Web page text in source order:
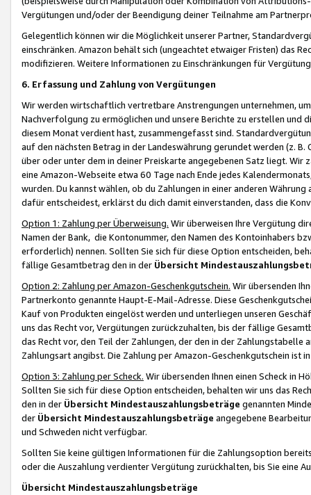
Vergütungen und/oder der Beendigung deiner Teilnahme am
Gelegentlich können wir die Möglichkeit unserer Partner,
einschränken. Amazon behält sich (ungeachtet etwaiger Fristen) das
modifizieren. Weitere Informationen zu Einschränkungen für
6. Erfassung und Zahlung von Vergütungen
Wir werden wirtschaftlich vertretbare Anstrengungen unternehmen,
Nachverfolgung zu ermöglichen und unsere Berichte zu erstellen und
diesem Monat verdient hast, zusammengefasst sind.
auf den nächsten Betrag in der Landeswährung gerundet werden (z.
über oder unter dem in deiner Preiskarte angegebenen Satz liegt.
eine Amazon-Webseite etwa 60 Tage nach Ende jedes
wurden. Du kannst wählen, ob du Zahlungen in einer anderen
dafür entscheidest, erklärst du dich damit einverstanden, dass die
Option 1: Zahlung per Überweisung. Wir überweisen Ihre Vergütung
Namen der Bank, die Kontonummer, den Namen des Kontoinhabers
erforderlich) nennen. Sollten Sie sich für diese Option entscheiden,
fällige Gesamtbetrag den in der Übersicht
Option 2: Zahlung per Amazon-Geschenkgutschein. Wir übersenden
Partnerkonto genannte Haupt-E-Mail-Adresse. Diese
Kauf von Produkten eingelöst werden und unterliegen unseren
uns das Recht vor, Vergütungen zurückzuhalten, bis der fällige
das Recht vor, den Teil der Zahlungen, der den in der
Zahlungsart angibst. Die Zahlung per Amazon-Geschenkgutschein ist
Option 3: Zahlung per Scheck. Wir übersenden Ihnen einen Scheck in
Sollten Sie sich für diese Option entscheiden, behalten wir uns das
den in der Übersicht Mindestauszahlungsbeträge genannten
der Übersicht Mindestauszahlungsbeträge angegebene
und Schweden nicht verfügbar.
Sollten Sie keine gültigen Informationen für die Zahlungsoption
oder die Auszahlung verdienter Vergütung zurückhalten, bis Sie
Übersicht Mindestauszahlungsbeträge